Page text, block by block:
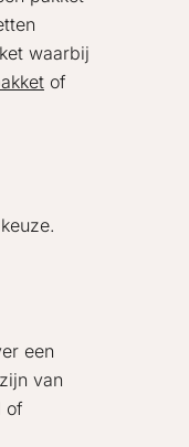
waarbij
of
een
van
of